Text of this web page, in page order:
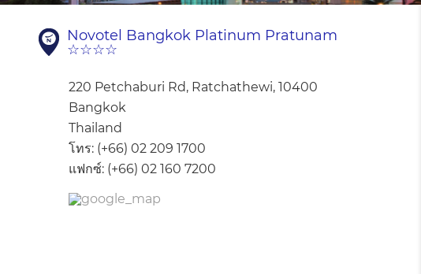
Novotel Bangkok Platinum Pratunam
☆☆☆☆
220 Petchaburi Rd, Ratchathewi, 10400
Bangkok
Thailand
โทร: (+66) 02 209 1700
แฟกซ์: (+66) 02 160 7200